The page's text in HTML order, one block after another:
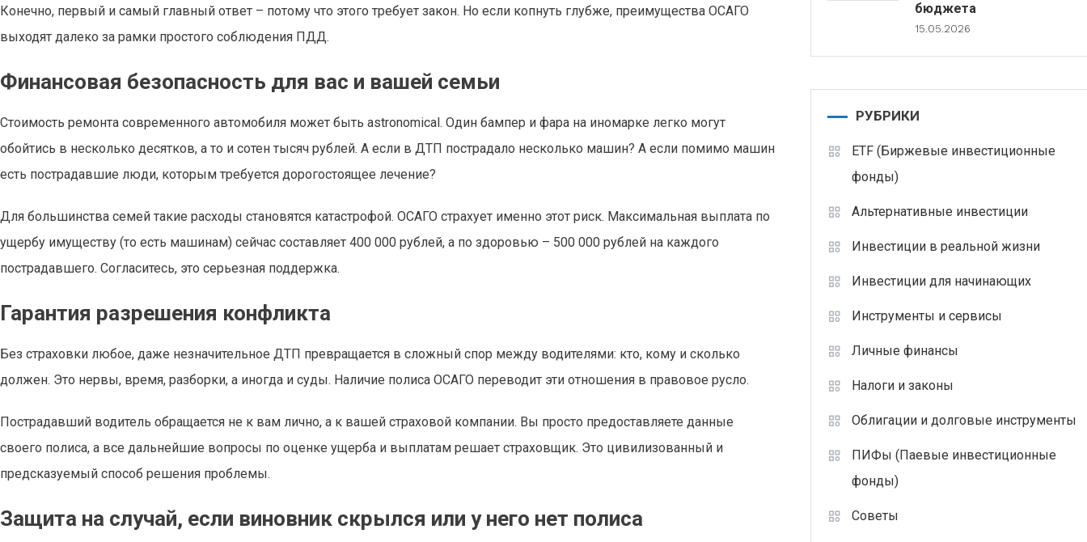
Конечно, первый и самый главный ответ – потому что этого требует закон. Но если копнуть глубже, преимущества ОСАГО
выходят далеко за рамки простого соблюдения ПДД.
Финансовая безопасность для вас и вашей семьи
Стоимость ремонта современного автомобиля может быть astronomical. Один бампер и фара на иномарке легко могут
обойтись в несколько десятков, а то и сотен тысяч рублей. А если в ДТП пострадало несколько машин? А если помимо машин
есть пострадавшие люди, которым требуется дорогостоящее лечение?
Для большинства семей такие расходы становятся катастрофой. ОСАГО страхует именно этот риск. Максимальная выплата по
ущербу имуществу (то есть машинам) сейчас составляет 400 000 рублей, а по здоровью – 500 000 рублей на каждого
пострадавшего. Согласитесь, это серьезная поддержка.
Гарантия разрешения конфликта
Без страховки любое, даже незначительное ДТП превращается в сложный спор между водителями: кто, кому и сколько
должен. Это нервы, время, разборки, а иногда и суды. Наличие полиса ОСАГО переводит эти отношения в правовое русло.
Пострадавший водитель обращается не к вам лично, а к вашей страховой компании. Вы просто предоставляете данные
своего полиса, а все дальнейшие вопросы по оценке ущерба и выплатам решает страховщик. Это цивилизованный и
предсказуемый способ решения проблемы.
Защита на случай, если виновник скрылся или у него нет полиса
бюджета
15.05.2026
РУБРИКИ
ETF (Биржевые инвестиционные
фонды)
Альтернативные инвестиции
Инвестиции в реальной жизни
Инвестиции для начинающих
Инструменты и сервисы
Личные финансы
Налоги и законы
Облигации и долговые инструменты
ПИФы (Паевые инвестиционные
фонды)
Советы